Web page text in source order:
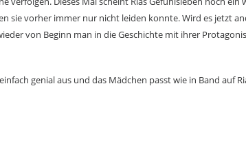
sie vorher immer nur nicht leiden konnte. Wird es jetzt
von Beginn man in die Geschichte mit ihrer
genial aus und das Mädchen passt wie in Band auf